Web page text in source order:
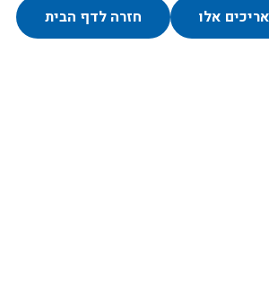
אלו חזרה לדף הבית